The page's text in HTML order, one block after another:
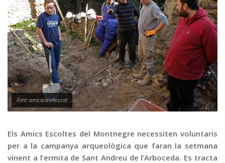
Publicitat
Contacte
Font: amicsescoltes.cat
Els Amics Escoltes del Montnegre necessiten voluntaris
per a la campanya arqueològica que faran la setmana
vinent a l’ermita de Sant Andreu de l’Arboceda. Es tracta